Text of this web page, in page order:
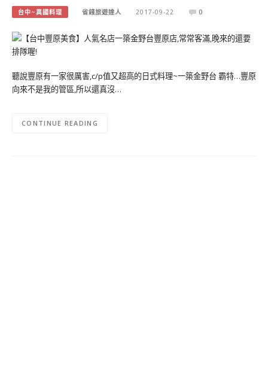
台中~異國料理 省錢旅遊達人 2017-09-22 0
聽說豐原有一家很厲害,c/p值又超高的日式料理~一築金野台 霸特…豐原
向來不是我的管區,所以還真沒…
CONTINUE READING